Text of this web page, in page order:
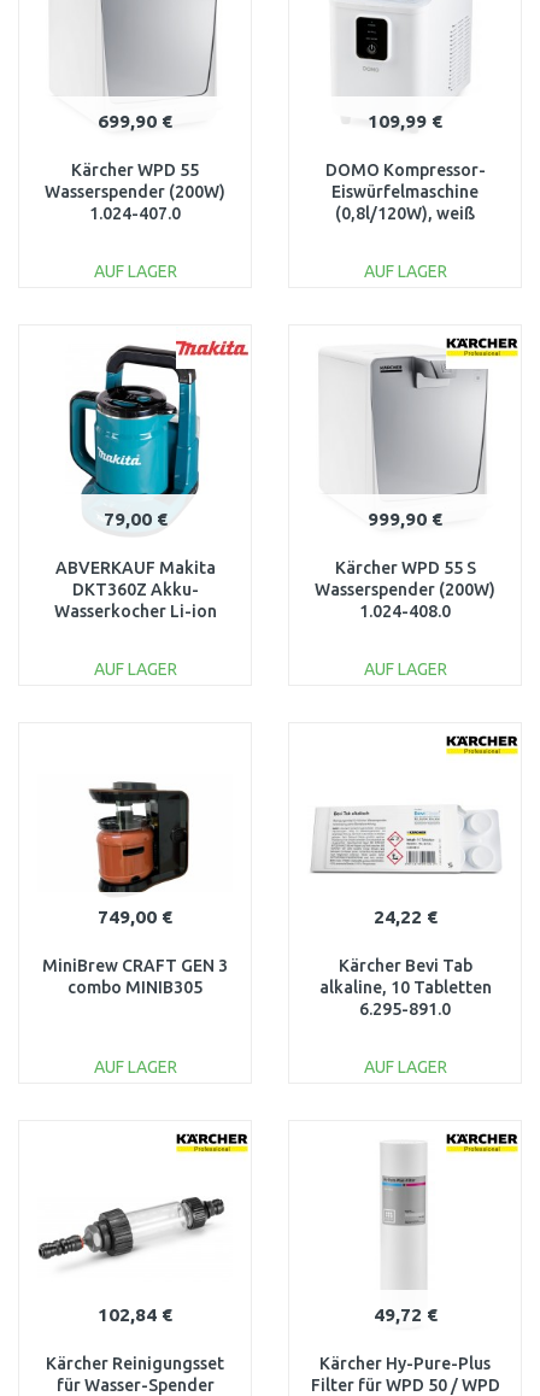
699,90 €
Kärcher WPD 55
Wasserspender (200W)
1.024-407.0
AUF LAGER
Vergleichen
109,99 €
DOMO Kompressor-
Eiswürfelmaschine
(0,8l/120W), weiß
AUF LAGER
Vergleichen
79,00 €
ABVERKAUF Makita
DKT360Z Akku-
Wasserkocher Li-ion
AUF LAGER
999,90 €
Kärcher WPD 55 S
Wasserspender (200W)
1.024-408.0
AUF LAGER
749,00 €
MiniBrew CRAFT GEN 3
combo MINIB305
AUF LAGER
24,22 €
Kärcher Bevi Tab
alkaline, 10 Tabletten
6.295-891.0
AUF LAGER
102,84 €
Kärcher Reinigungsset
für Wasser-Spender
49,72 €
Kärcher Hy-Pure-Plus
Filter für WPD 50 / WPD